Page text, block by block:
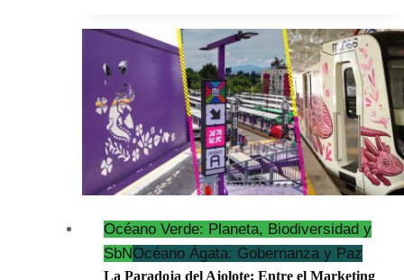
Top
50
mundial
de
riesgo
por
calor:
revela
el
nuevo
Océano Verde: Planeta, Biodiversidad y
SbNOcéano Ágata: Gobernanza y Paz
La Paradoja del Ajolote: Entre el Marketing